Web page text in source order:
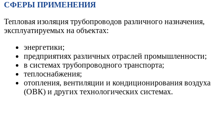
СФЕРЫ ПРИМЕНЕНИЯ
Тепловая изоляция трубопроводов различного назначения,
эксплуатируемых на объектах:
энергетики;
предприятиях различных отраслей промышленности;
в системах трубопроводного транспорта;
теплоснабжения;
отопления, вентиляции и кондиционирования воздуха
(ОВК) и других технологических системах.